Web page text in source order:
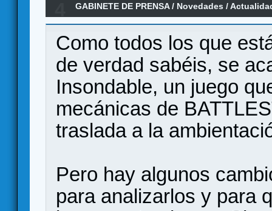
GABINETE DE PRENSA/ Novedades /
Como todos los que
de verdad sabéis, se
Insondable, un juego
mecánicas de
traslada a la
Pero hay algunos
para analizarlos y para